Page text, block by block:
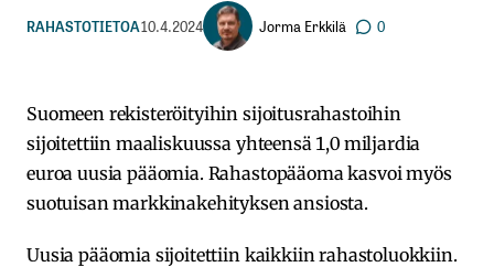
RAHASTOTIETOA10.4.2024 Jorma Erkkilä 0
Suomeen rekisteröityihin sijoitusrahastoihin
sijoitettiin maaliskuussa yhteensä 1,0 miljardia
euroa uusia pääomia. Rahastopääoma kasvoi myös
suotuisan markkinakehityksen ansiosta.
Uusia pääomia sijoitettiin kaikkiin rahastoluokkiin.